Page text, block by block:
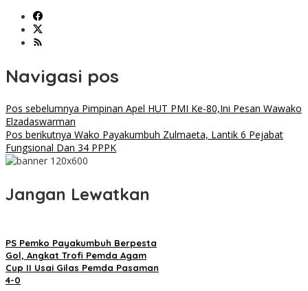
Navigasi pos
Pos sebelumnya Pimpinan Apel HUT PMI Ke-80,Ini Pesan Wawako
Elzadaswarman
Pos berikutnya Wako Payakumbuh Zulmaeta, Lantik 6 Pejabat
Fungsional Dan 34 PPPK
Jangan Lewatkan
PS Pemko Payakumbuh Berpesta
Gol, Angkat Trofi Pemda Agam
Cup II Usai Gilas Pemda Pasaman
4-0